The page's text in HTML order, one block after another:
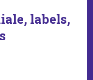
labels,